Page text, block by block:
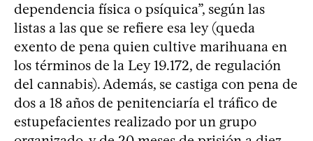
dependencia física o psíquica”, según las
listas a las que se refiere esa ley (queda
exento de pena quien cultive marihuana en
los términos de la Ley 19.172, de regulación
del cannabis). Además, se castiga con pena de
dos a 18 años de penitenciaría el tráfico de
estupefacientes realizado por un grupo